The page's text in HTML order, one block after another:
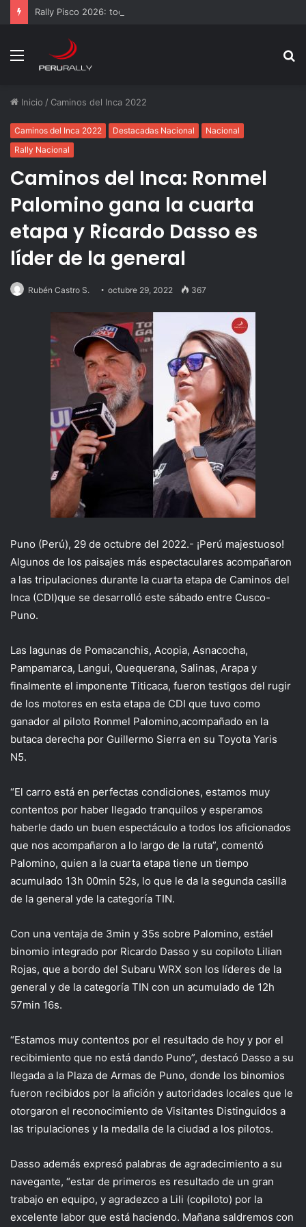
Rally Pisco 2026: todo listo para la gran final del RallyACP
Menú
Inicio / Caminos del Inca 2022
Caminos del Inca 2022 Destacadas Nacional
Nacional
Rally Nacional
Caminos del Inca: Ronmel
Palomino gana la cuarta
etapa y Ricardo Dasso es
líder de la general
Rubén Castro S. octubre 29, 2022 367
Puno (Perú), 29 de octubre del 2022.- ¡Perú majestuoso!
Algunos de los paisajes más espectaculares acompañaron
a las tripulaciones durante la cuarta etapa de Caminos del
Inca (CDI)que se desarrolló este sábado entre Cusco-
Puno.
Las lagunas de Pomacanchis, Acopia, Asnacocha,
Pampamarca, Langui, Quequerana, Salinas, Arapa y
finalmente el imponente Titicaca, fueron testigos del rugir
de los motores en esta etapa de CDI que tuvo como
ganador al piloto Ronmel Palomino,acompañado en la
butaca derecha por Guillermo Sierra en su Toyota Yaris
N5.
“El carro está en perfectas condiciones, estamos muy
contentos por haber llegado tranquilos y esperamos
haberle dado un buen espectáculo a todos los aficionados
que nos acompañaron a lo largo de la ruta”, comentó
Palomino, quien a la cuarta etapa tiene un tiempo
acumulado 13h 00min 52s, lo que le da la segunda casilla
de la general yde la categoría TIN.
Con una ventaja de 3min y 35s sobre Palomino, estáel
binomio integrado por Ricardo Dasso y su copiloto Lilian
Rojas, que a bordo del Subaru WRX son los líderes de la
general y de la categoría TIN con un acumulado de 12h
57min 16s.
“Estamos muy contentos por el resultado de hoy y por el
recibimiento que no está dando Puno”, destacó Dasso a su
llegada a la Plaza de Armas de Puno, donde los binomios
fueron recibidos por la afición y autoridades locales que le
otorgaron el reconocimiento de Visitantes Distinguidos a
las tripulaciones y la medalla de la ciudad a los pilotos.
Dasso además expresó palabras de agradecimiento a su
navegante, “estar de primeros es resultado de un gran
trabajo en equipo, y agradezco a Lili (copiloto) por la
excelente labor que está haciendo. Mañana saldremos con